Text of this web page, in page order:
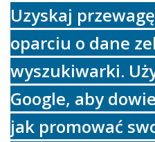
Uzyskaj
oparciu o dane
wyszukiwarki.
Google, aby
jak promować